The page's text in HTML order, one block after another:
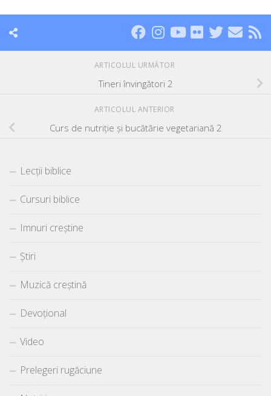
ARTICOLUL URMĂTOR
Tineri învingători 2
ARTICOLUL ANTERIOR
Curs de nutriție și bucătărie vegetariană 2
Lecții biblice
Cursuri biblice
Imnuri creștine
Știri
Muzică creștină
Devoțional
Video
Prelegeri rugăciune